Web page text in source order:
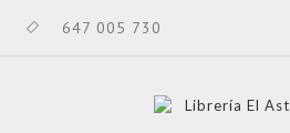
647 005 730